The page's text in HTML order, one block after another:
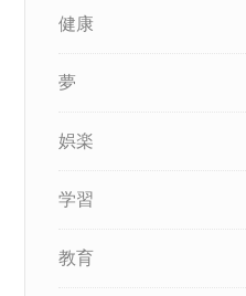
健康
夢
娯楽
学習
教育